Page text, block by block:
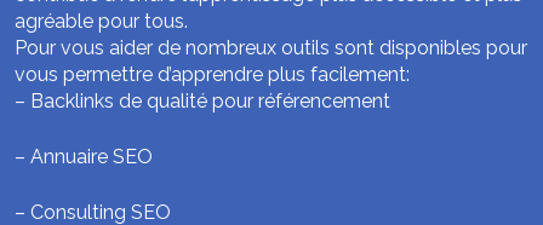
agréable pour tous.
Pour vous aider de nombreux outils sont disponibles pour
vous permettre d’apprendre plus facilement:
– Backlinks de qualité pour référencement
– Annuaire SEO
– Consulting SEO